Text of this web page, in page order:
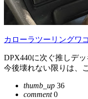
カローラツーリングワ
DPX440に次ぐ推しデ
今後壊れない限りは、
thumb_up 36
comment0